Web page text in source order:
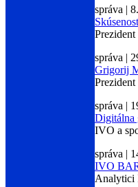
správa |
správa |
Grigorij
správa |
Digitálna
IVO a
správa |
IVO
Analytici